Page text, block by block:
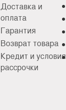
Доставка и
оплата
Гарантия
Возврат товара
Кредит и условия
рассрочки